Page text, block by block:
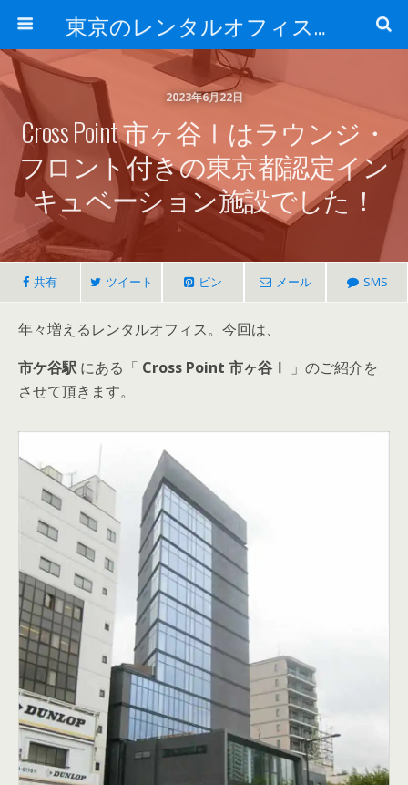
東京のレンタルオフィス、サービスオフィスの現地取材記事ブログ-ROjournal
2023年6月22日
Cross Point 市ヶ谷Ⅰはラウンジ・
フロント付きの東京都認定イン
キュベーション施設でした！
共有 ツイート ピン メール SMS
年々増えるレンタルオフィス。今回は、
市ケ谷駅 にある「 Cross Point 市ヶ谷Ⅰ
」のご紹介を
させて頂きます。